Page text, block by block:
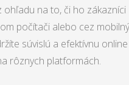
ohľadu na to, či ho zákazníci
počítači alebo cez mobilný
súvislú a efektívnu online
rôznych platformách.